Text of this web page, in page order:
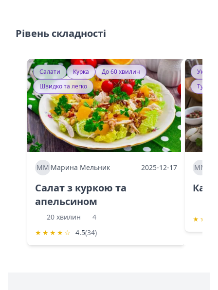
Рівень складності
Салати Курка
До 60 хвилин
Швидко та легко
ММ Марина Мельник 2025-12-17
Салат з куркою та
апельсином
20 хвилин
4
★ ★ ★ ★ ☆ 4.5(34)
ММ
★ ★